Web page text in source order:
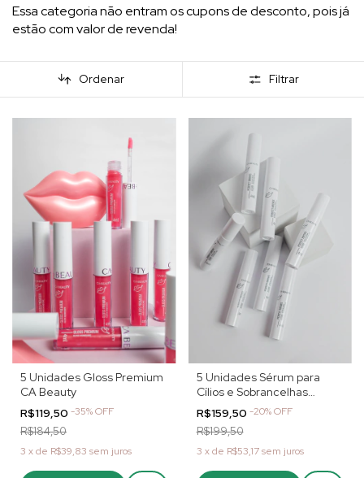
Essa categoria não entram os cupons de desconto, pois já
estão com valor de revenda!
Ordenar Filtrar
5 Unidades Gloss Premium
CA Beauty
R$119,50 -35%OFF
R$184,50
3 xde R$39,83 sem juros
5 Unidades Sérum para
Cílios e Sobrancelhas
Perfect Brows CA Beauty
R$159,50 -20%OFF
R$199,50
3 xde R$53,17 sem juros